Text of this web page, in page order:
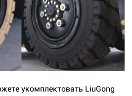
укомплектовать LiuGong